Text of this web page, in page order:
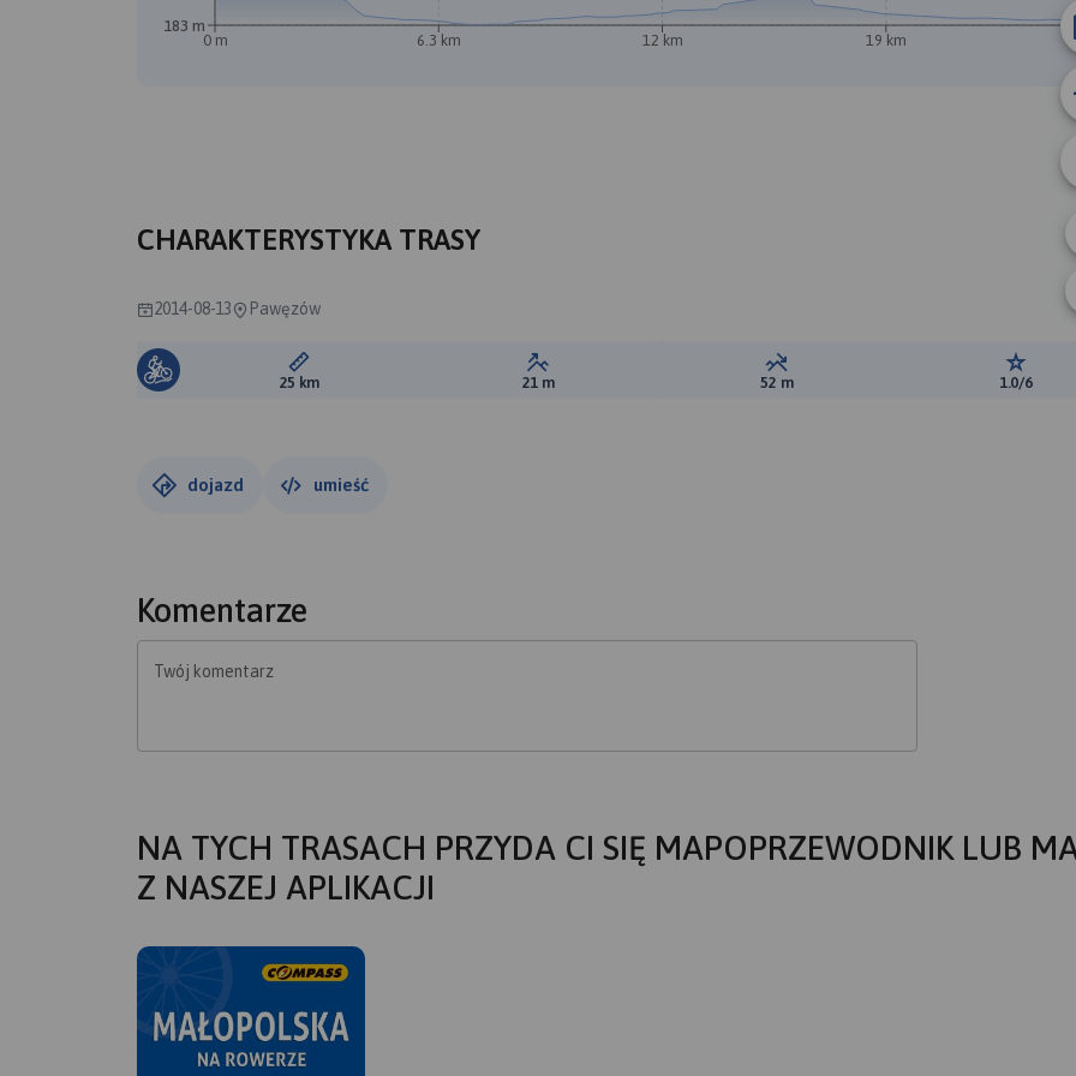
0 m 6.3 km 12 km 19 km
183 m
CHARAKTERYSTYKA TRASY
2014-08-13 Pawęzów
Długość trasy:
25 km Suma przewyższeń:
21 m Suma spadków:
52 m Ocena
1.0/6
dojazd umieść
Komentarze
Twój komentarz
NA TYCH TRASACH PRZYDA CI SIĘ MAPOPRZEWODNIK LUB
Z NASZEJ APLIKACJI